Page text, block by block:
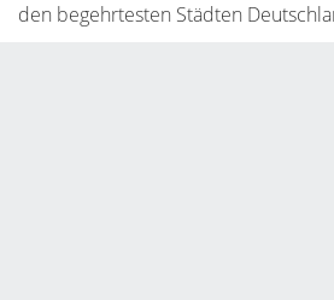
den begehrtesten Städten